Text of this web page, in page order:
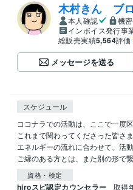
木村きん ブ
本人確認
機
インボイス発行事
総販売実績5,564評価
メッセージを送る
スケジュール
ココナラでの活動は、ここで一度
これまで関わってくださった皆さ
エネルギーの流れに合わせて、活
ご縁のある方とは、また別の形で
資格・検定
hiroスピ認定カウンセラー 取得